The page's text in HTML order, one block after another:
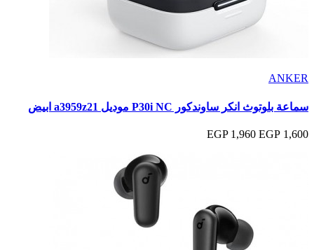
ANKER
سماعة بلوتوث انكر ساوندكور P30i NC موديل a3959z21 ابيض
1,600 EGP
1,960 EGP